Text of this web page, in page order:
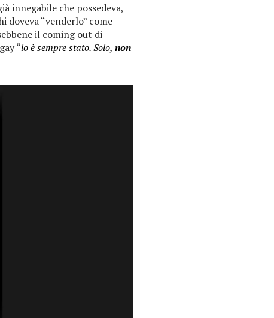
innegabile che possedeva,
“venderlo” come
il coming out di
“lo è sempre stato. Solo, non